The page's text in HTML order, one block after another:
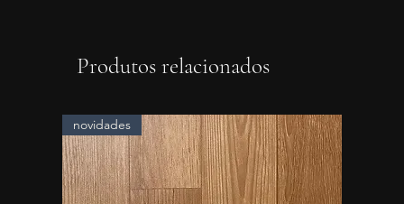
Produtos relacionados
novidades